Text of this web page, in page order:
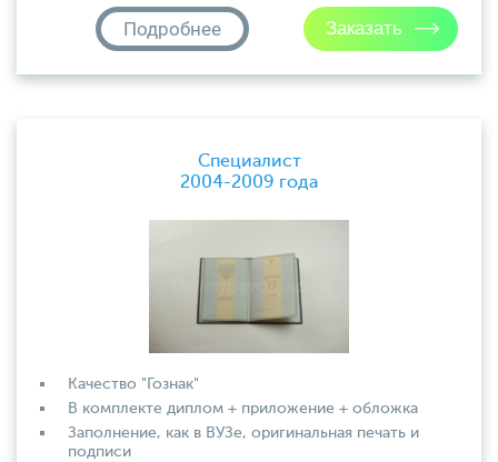
Подробнее
Специалист
2004-2009 года
Качество "Гознак"
В комплекте диплом + приложение + обложка
Заполнение, как в ВУЗе, оригинальная печать и
подписи